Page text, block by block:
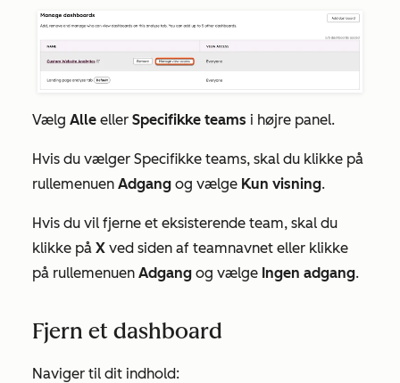
Vælg Alle eller Specifikke teams i højre panel.
Hvis du vælger Specifikke teams, skal du klikke på
rullemenuen Adgang og vælge Kun visning.
Hvis du vil fjerne et eksisterende team, skal du
klikke på X ved siden af teamnavnet eller klikke
på rullemenuen Adgang og vælge Ingen adgang.
Fjern et dashboard
Naviger til dit indhold: